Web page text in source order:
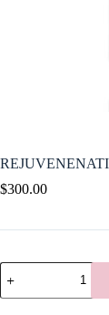
$300.00
JESSICA
cantidad